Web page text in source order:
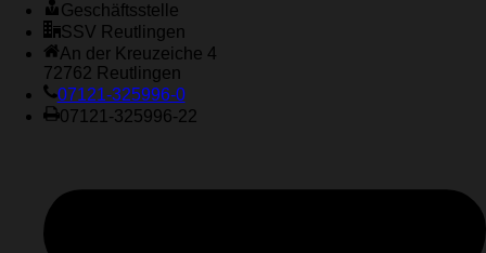
Geschäftsstelle
SSV Reutlingen
An der Kreuzeiche 4
72762 Reutlingen
07121-325996-0
07121-325996-22